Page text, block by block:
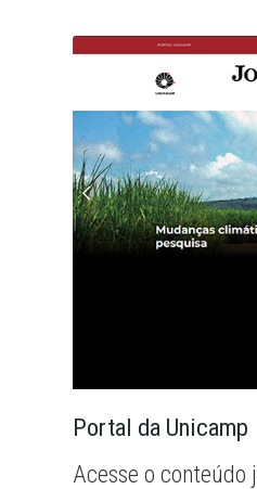
Portal da Unicamp
Acesse o conteúdo